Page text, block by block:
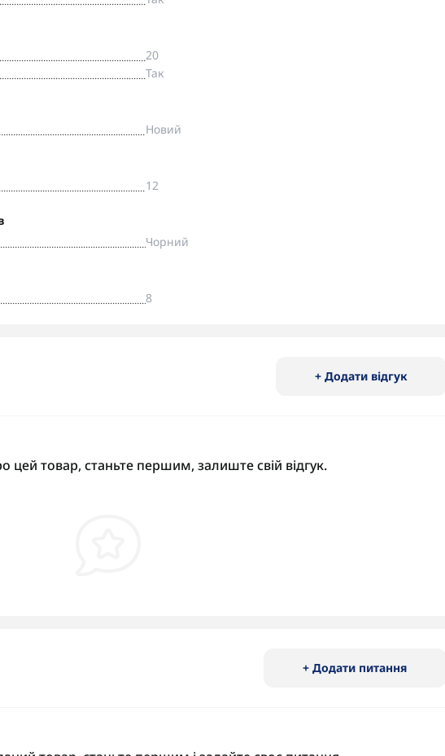
20
Так
Новий
12
Чорний
8
+ Додати відгук
цей товар, станьте першим, залиште свій відгук.
+ Додати питання